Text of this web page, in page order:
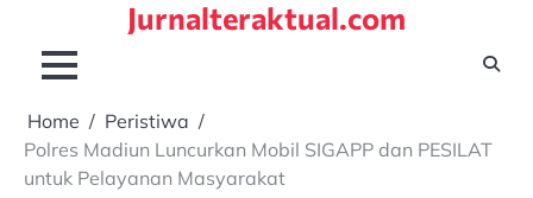
content
Jurnalteraktual.com
Home
Peristiwa
Polres Madiun Luncurkan Mobil SIGAPP dan PESILAT
untuk Pelayanan Masyarakat